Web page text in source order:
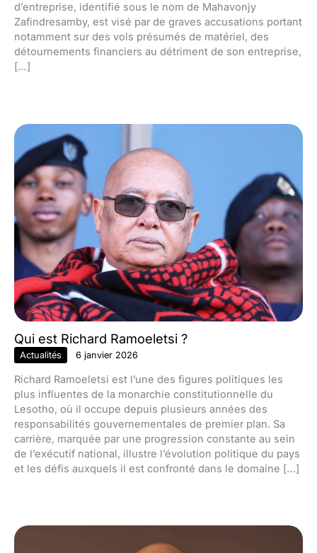
d’entreprise, identifié sous le nom de Mahavonjy
Zafindresamby, est visé par de graves accusations portant
notamment sur des vols présumés de matériel, des
détournements financiers au détriment de son entreprise,
[…]
Qui est Richard Ramoeletsi ?
Actualités 6 janvier 2026
Richard Ramoeletsi est l’une des figures politiques les
plus influentes de la monarchie constitutionnelle du
Lesotho, où il occupe depuis plusieurs années des
responsabilités gouvernementales de premier plan. Sa
carrière, marquée par une progression constante au sein
de l’exécutif national, illustre l’évolution politique du pays
et les défis auxquels il est confronté dans le domaine […]